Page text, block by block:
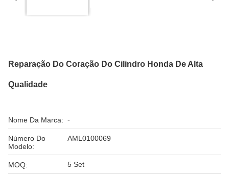
Reparação Do Coração Do Cilindro Honda De Alta
Qualidade
Nome Da Marca: -
Número Do
Modelo:
AML0100069
MOQ: 5 Set